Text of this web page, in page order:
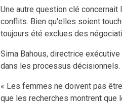
Une autre question clé
conflits. Bien qu'elles soient
toujours été exclues des
Sima Bahous, directrice
dans les processus décisionnels.
« Les femmes ne doivent pas
que les recherches montrent